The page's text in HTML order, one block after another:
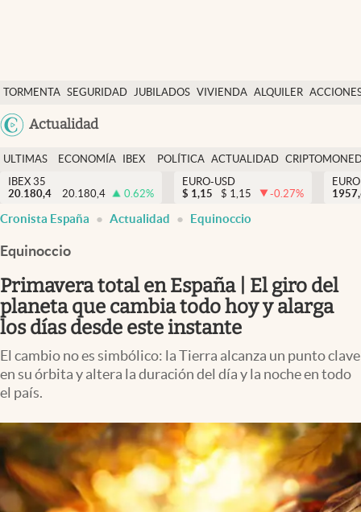
TORMENTA SEGURIDAD JUBILADOS VIVIENDA ALQUILER
Actualidad
Economía y finanzas
Política
Actualidad
Criptomonedas
España
ULTIMAS
NOTICIAS
ECONOMÍA
FINANZAS
IBEX
EURO
POLÍTICA ACTUALIDAD
IBEX 35
20.180,4
20.180,4 0.62%
EURO-USD
$ 1,15 $ 1,15 -0.27%
Cronista España Actualidad Equinoccio
Equinoccio
Primavera total en España | El giro del
planeta que cambia todo hoy y alarga
los días desde este instante
El cambio no es simbólico: la Tierra alcanza un punto clave
en su órbita y altera la duración del día y la noche en todo
el país.